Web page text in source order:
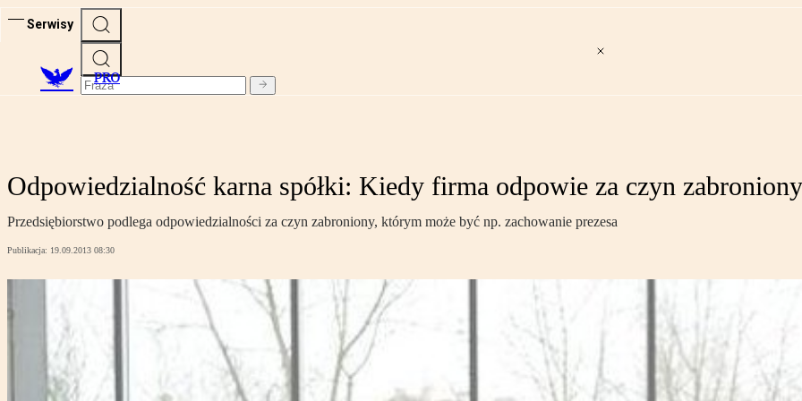
Serwisy
PRO
Odpowiedzialność karna spółki: Kiedy firma odpowie za czyn zabroniony
Przedsiębiorstwo podlega odpowiedzialności za czyn zabroniony, którym może być np. zachowanie prezesa
Publikacja: 19.09.2013 08:30